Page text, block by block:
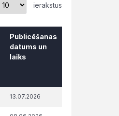
ierakstus
Publicēšanas
datums un
laiks
laiks
13.07.2026